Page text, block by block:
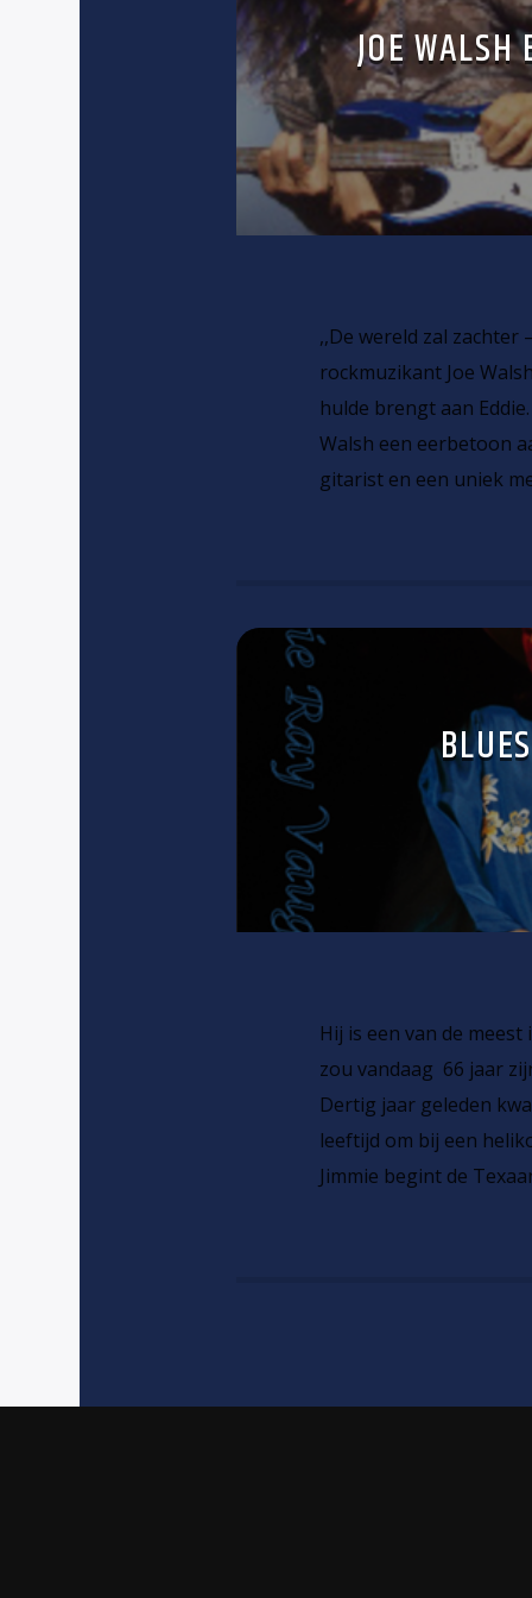
JOE
,,De wereld zal zachter
rockmuzikant Joe
hulde brengt aan
Walsh een eerbetoon
gitarist en een uniek
Hij is een van de
zou vandaag 66 jaar
Dertig jaar geleden
leeftijd om bij een
Jimmie begint de